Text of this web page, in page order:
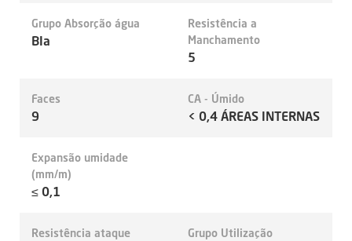
Grupo Absorção água
BIa
Resistência a
Manchamento
5
Faces
9
CA - Úmido
< 0,4 ÁREAS INTERNAS
Expansão umidade
(mm/m)
≤ 0,1
Resistência ataque
Grupo Utilização